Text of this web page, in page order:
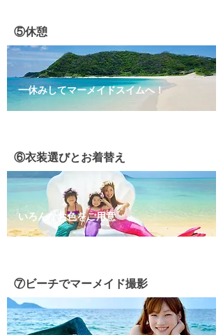
⑤休憩
​⑥衣装選びとお着替え
​一休みしてマーメイドスイムへ！
いろんなお色をご用意
⑦ビーチでマーメイド撮影